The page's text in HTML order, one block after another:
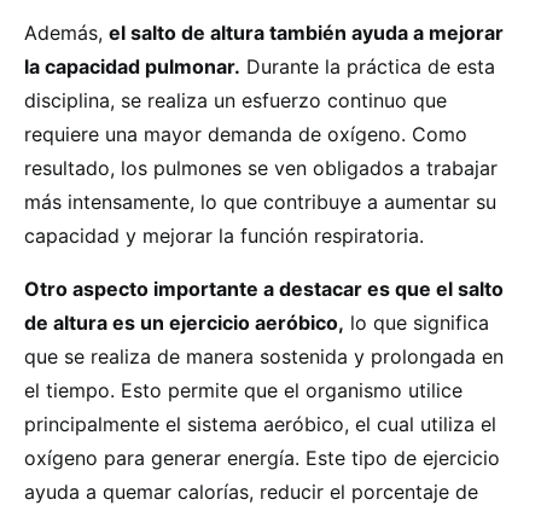
Además, el salto de altura también ayuda a mejorar
la capacidad pulmonar. Durante la práctica de esta
disciplina, se realiza un esfuerzo continuo que
requiere una mayor demanda de oxígeno. Como
resultado, los pulmones se ven obligados a trabajar
más intensamente, lo que contribuye a aumentar su
capacidad y mejorar la función respiratoria.
Otro aspecto importante a destacar es que el salto
de altura es un ejercicio aeróbico, lo que significa
que se realiza de manera sostenida y prolongada en
el tiempo. Esto permite que el organismo utilice
principalmente el sistema aeróbico, el cual utiliza el
oxígeno para generar energía. Este tipo de ejercicio
ayuda a quemar calorías, reducir el porcentaje de